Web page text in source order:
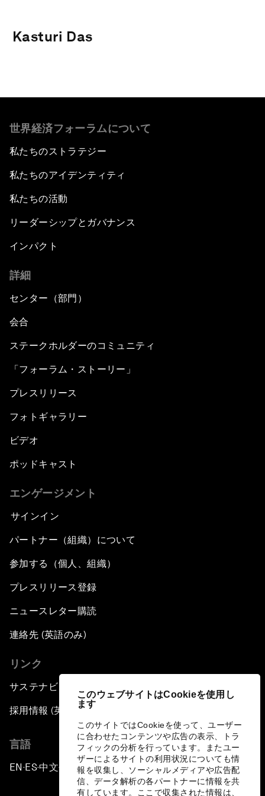
このウェブサイトはCookieを使用し
ます
このサイトではCookieを使って、ユーザー
に合わせたコンテンツや広告の表示、トラ
フィックの分析を行っています。またユー
ザーによるサイトの利用状況についても情
報を収集し、ソーシャルメディアや広告配
信、データ解析の各パートナーに情報を共
有しています。ここで収集された情報は、
Kasturi Das
世界経済フォーラムについて
私たちのストラテジー
私たちのアイデンティティ
私たちの活動
リーダーシップとガバナンス
インパクト
詳細
センター（部門）
会合
ステークホルダーのコミュニティ
「フォーラム・ストーリー」
プレスリリース
フォトギャラリー
ビデオ
ポッドキャスト
エンゲージメント
サインイン
パートナー（組織）について
参加する（個人、組織）
プレスリリース登録
ニュースレター購読
連絡先 (英語のみ)
リンク
サステナビリティへの取り組み
採用情報 (英語のみ)
言語
EN ▪ES▪中文▪ 日本語